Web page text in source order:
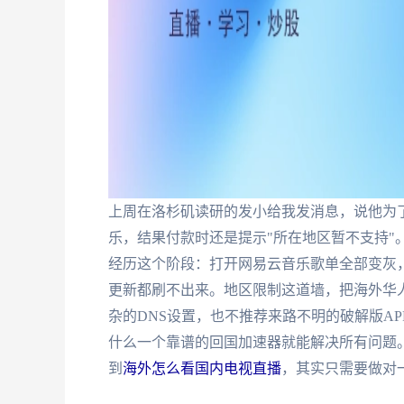
上周在洛杉矶读研的发小给我发消息，说他
乐，结果付款时还是提示"所在地区暂不支持"
经历这个阶段：打开网易云音乐歌单全部变
更新都刷不出来。地区限制这道墙，把海外
杂的DNS设置，也不推荐来路不明的破解版
什么一个靠谱的回国加速器就能解决所有问题
到 海外怎么看国内电视直播，其实只需要做对